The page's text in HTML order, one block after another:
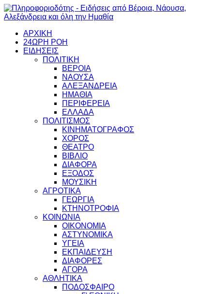
ΑΡΧΙΚΗ
24ΩΡΗ ΡΟΗ
ΕΙΔΗΣΕΙΣ
ΠΟΛΙΤΙΚΗ
ΒΕΡΟΙΑ
ΝΑΟΥΣΑ
ΑΛΕΞΑΝΔΡΕΙΑ
ΗΜΑΘΙΑ
ΠΕΡΙΦΕΡΕΙΑ
ΕΛΛΑΔΑ
ΠΟΛΙΤΙΣΜΟΣ
ΚΙΝΗΜΑΤΟΓΡΑΦΟΣ
ΧΟΡΟΣ
ΘΕΑΤΡΟ
ΒΙΒΛΙΟ
ΔΙΑΦΟΡΑ
ΕΞΟΔΟΣ
ΜΟΥΣΙΚΗ
ΑΓΡΟΤΙΚΑ
ΓΕΩΡΓΙΑ
ΚΤΗΝΟΤΡΟΦΙΑ
ΚΟΙΝΩΝΙΑ
ΟΙΚΟΝΟΜΙΑ
ΑΣΤΥΝΟΜΙΚΑ
ΥΓΕΙΑ
ΕΚΠΑΙΔΕΥΣΗ
ΔΙΑΦΟΡΕΣ
ΑΓΟΡΑ
ΑΘΛΗΤΙΚΑ
ΠΟΔΟΣΦΑΙΡΟ